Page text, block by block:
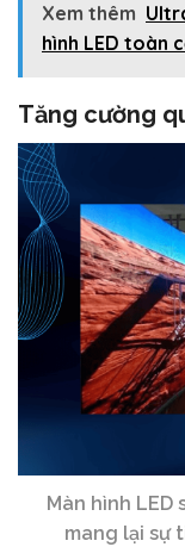
Xem thêm
hình LED toàn
Tăng cường
Màn hình
mang lại sự